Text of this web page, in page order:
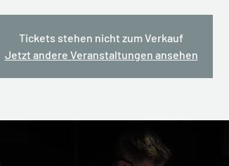
Tickets stehen nicht zum Verkauf
Jetzt andere Veranstaltungen ansehen